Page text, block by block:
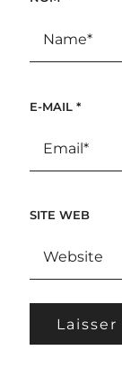
E-MAIL *
SITE WEB